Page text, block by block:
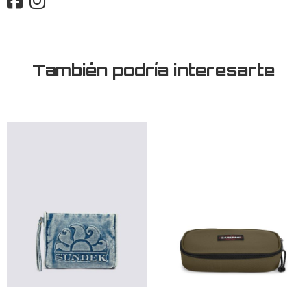
También podría interesarte